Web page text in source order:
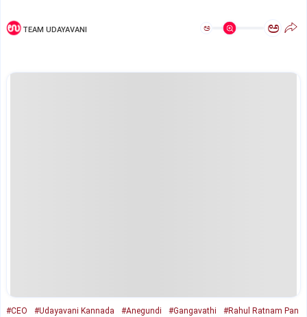
TEAM UDAYAVANI ಅ ಅ
#CEO #Udayavani Kannada #Anegundi #Gangavathi
#Rahul Ratnam Pan